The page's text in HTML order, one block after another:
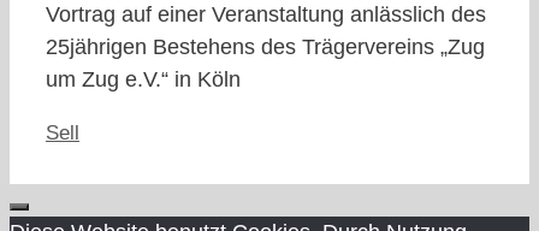
Vortrag auf einer Veranstaltung anlässlich des
25jährigen Bestehens des Trägervereins „Zug
um Zug e.V.“ in Köln
Kategorien
Sell
Schließen